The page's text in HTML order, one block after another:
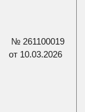
№ 261100019
от 10.03.2026